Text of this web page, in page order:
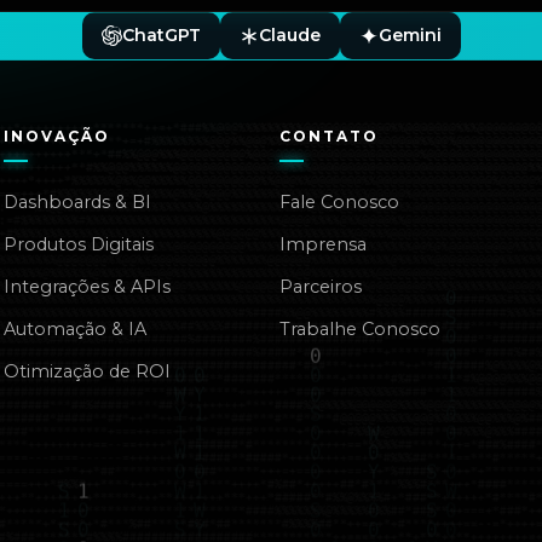
ChatGPT Claude Gemini
INOVAÇÃO
Dashboards & BI
Produtos Digitais
Integrações & APIs
Automação & IA
Otimização de ROI
CONTATO
Fale Conosco
Imprensa
Parceiros
Trabalhe Conosco